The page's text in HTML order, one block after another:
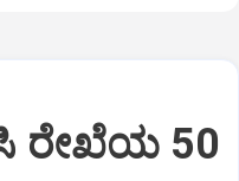
ರೇಖೆಯ 50